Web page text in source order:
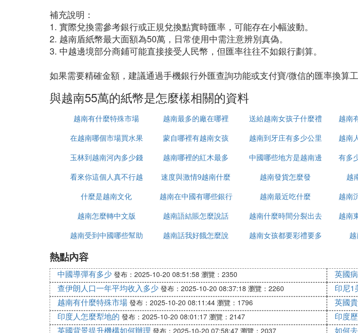
補充說明：
1. 實際兌換需參考銀行或正規兌換點實時匯率，可能存在小幅波動。
2. 越南盾紙幣最大面額為50萬，日常使用中需注意辨別真偽。
3. 中越邊境部分商鋪可能直接接受人民幣，但匯率往往不如銀行劃算。
如果需要精確金額，建議通過手機銀行外匯查詢功能或支付寶/微信的匯率換算工
與越南55萬的紙幣是怎麼樣相關的資料
越南有什麼特殊市場 越南最多的廠在哪裡
送給越南女孩子什麼禮
物
越南
在越南哪個市場買水果
最便宜
蒙自哪裡有越南女孩 越南到牙庄有多少公里
越南
玉林到越南河內多少錢
越南哪裡的紅木最多
中國哪些地方是越南邊
境
有多
看來你這個人真不行越
南語怎麼說
速度與激情9越南什麼
時候上映
越南發貨怎麼發 越
什麼是越南文化
越南在中國有哪些銀行 越南最近吃什麼
越南
越南怎麼轉中文版 越南語結賬怎麼說話
越南什麼時間分裂出去
的
越南
越南受到中國哪些幫助
越南話我好餓怎麼說
越南女孩都要彩禮要多
熱點內容
中國導彈有多少 發布：2025-10-20 08:51:58 瀏覽：2350 英國
查伊朗人口一年平均收入多少 發布：2025-10-20 08:37:18 瀏覽：2260 印尼1
越南有什麼特殊市場 發布：2025-10-20 08:11:44 瀏覽：1796 英國
印度人怎麼犁地的 發布：2025-10-20 08:01:17 瀏覽：2147 印度
英國背景提升機構如何辦理 發布：2025-10-20 07:58:47 瀏覽：2037 如何